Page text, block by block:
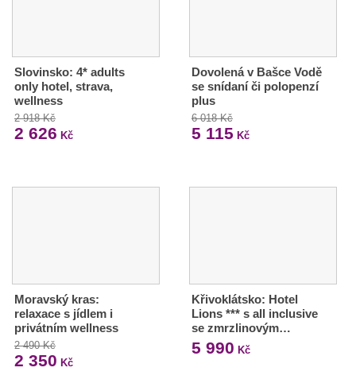
Slovinsko: 4* adults
only hotel, strava,
wellness
2 918 Kč
2 626 Kč
Dovolená v Bašce Vodě
se snídaní či polopenzí
plus
6 018 Kč
5 115 Kč
Moravský kras:
relaxace s jídlem i
privátním wellness
2 490 Kč
2 350 Kč
Křivoklátsko: Hotel
Lions *** s all inclusive
se zmrzlinovým…
5 990 Kč